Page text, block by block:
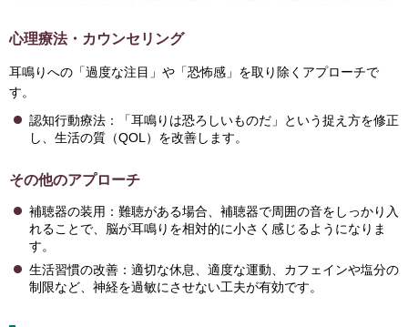
心理療法・カウンセリング
耳鳴りへの「過度な注目」や「恐怖感」を取り除くアプローチで
す。
認知行動療法：「耳鳴りは恐ろしいものだ」という捉え方を修正
し、生活の質（QOL）を改善します。
その他のアプローチ
補聴器の装用：難聴がある場合、補聴器で周囲の音をしっかり入
れることで、脳が耳鳴りを相対的に小さく感じるようになりま
す。
生活習慣の改善：適切な休息、適度な運動、カフェインや塩分の
制限など、神経を過敏にさせない工夫が有効です。